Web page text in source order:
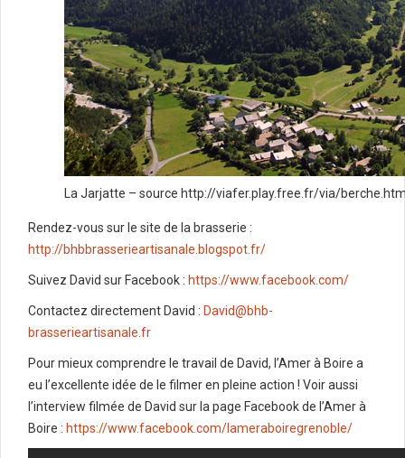
La Jarjatte – source http://viafer.play.free.fr/via/
Rendez-vous sur le site de la brasserie :
http://bhbbrasserieartisanale.blogspot.fr/
Suivez David sur Facebook : https://www.facebook.com/
Contactez directement David : David@bhb-
brasserieartisanale.fr
Pour mieux comprendre le travail de David, l’Amer à Boire a
eu l’excellente idée de le filmer en pleine action ! Voir aussi
l’interview filmée de David sur la page Facebook de l’Amer à
Boire : https://www.facebook.com/lameraboiregrenoble/